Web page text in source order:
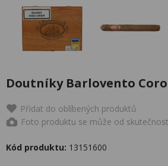
Doutníky Barlovento
Přidat do oblíbených produktů
Foto produktu se může od
Kód produktu: 13151600